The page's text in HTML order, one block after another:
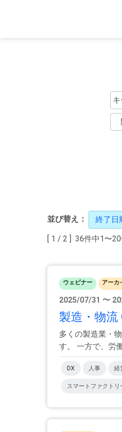
並び替え： 終了日
[ 1 / 2 ] 36件中1〜20
ウェビナー アーカ
2025/07/31 〜
製造・物
多くの製造業・
す。 一方で、労
DX 人事 経
スマートファクトリ